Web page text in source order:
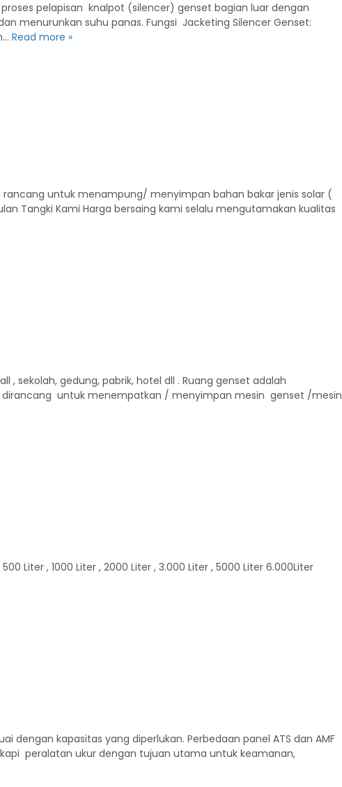
pelapisan knalpot (silencer) genset bagian luar dengan
menurunkan suhu panas. Fungsi Jacketing Silencer Genset:
Read more »
untuk menampung/ menyimpan bahan bakar jenis solar (
Tangki Kami Harga bersaing kami selalu mengutamakan kualitas
sekolah, gedung, pabrik, hotel dll . Ruang genset adalah
untuk menempatkan / menyimpan mesin genset /mesin
Liter , 1000 Liter , 2000 Liter , 3.000 Liter , 5000 Liter 6.000Liter
dengan kapasitas yang diperlukan. Perbedaan panel ATS dan AMF
peralatan ukur dengan tujuan utama untuk keamanan,